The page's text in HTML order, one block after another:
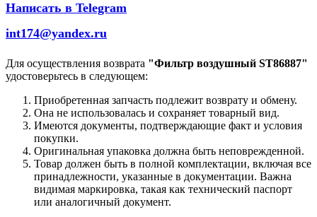
Написать в Telegram
int174@yandex.ru
Для осуществления возврата "Фильтр воздушный ST86887"
удостоверьтесь в следующем:
Приобретенная запчасть подлежит возврату и обмену.
Она не использовалась и сохраняет товарный вид.
Имеются документы, подтверждающие факт и условия
покупки.
Оригинальная упаковка должна быть неповрежденной.
Товар должен быть в полной комплектации, включая все
принадлежности, указанные в документации. Важна
видимая маркировка, такая как технический паспорт
или аналогичный документ.